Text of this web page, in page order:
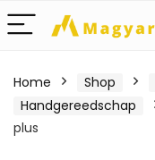
Home Shop
Handgereedschap
plus